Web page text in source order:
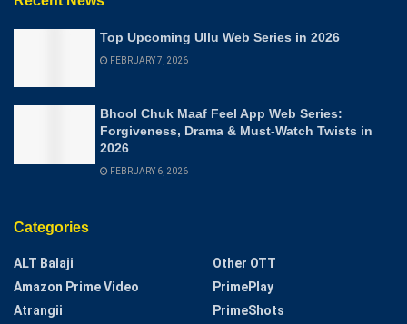
Top Upcoming Ullu Web Series in 2026
FEBRUARY 7, 2026
Bhool Chuk Maaf Feel App Web Series:
Forgiveness, Drama & Must-Watch Twists in
2026
FEBRUARY 6, 2026
Categories
ALT Balaji
Amazon Prime Video
Atrangii
Other OTT
PrimePlay
PrimeShots